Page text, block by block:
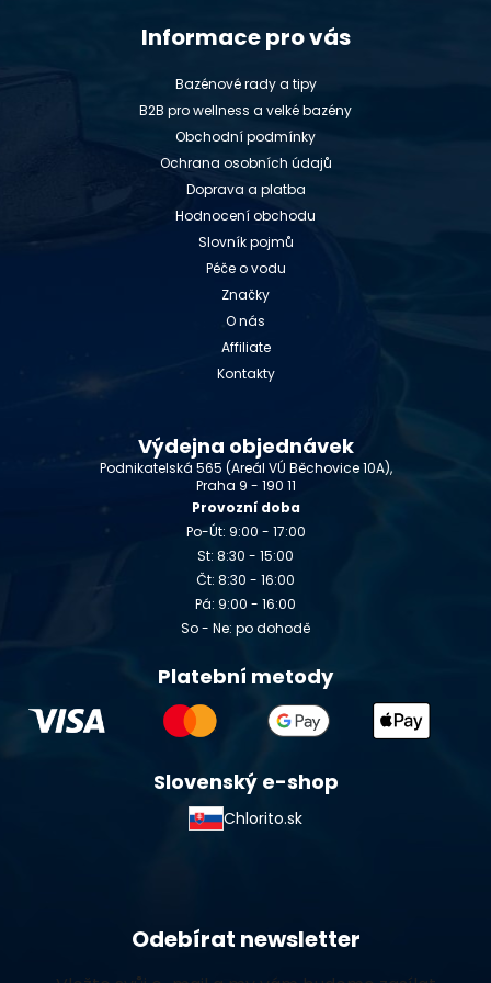
Informace pro vás
Bazénové rady a tipy
B2B pro wellness a velké bazény
Obchodní podmínky
Ochrana osobních údajů
Doprava a platba
Hodnocení obchodu
Slovník pojmů
Péče o vodu
Značky
O nás
Affiliate
Kontakty
Výdejna objednávek
Podnikatelská 565 (Areál VÚ Běchovice 10A),
Praha 9 - 190 11
Provozní doba
Po-Út: 9:00 - 17:00
St: 8:30 - 15:00
Čt: 8:30 - 16:00
Pá: 9:00 - 16:00
So - Ne: po dohodě
Platební metody
Slovenský e-shop
Chlorito.sk
Odebírat newsletter